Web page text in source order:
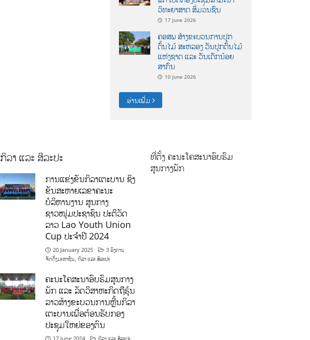
ວິທະຍາສາດ ສຶ່ມວນຊົນ
17 June 2026
ຄອສພ ສ້າງຂະບວນການປູກ
ຕົ້ນໄມ້ ສະຫລອງ ວັນປູກຕົ້ນໄມ້
ແຫ່ງຊາດ ແລະ ວັນເດັກນ້ອຍ
ສາກົນ
10 June 2026
ອ່ານເພີ່ມ
ກິລາ ແລະ ສິລະປະ
ການແຂ່ງຂັນກິລາເຕະບານ ຊິງ
ຂັນສະຫາຍເລຂາຄະນະ
ບໍລິຫານງານ ສູນກາງ
ຊາວໜຸ່ມປະຊາຊົນ ປະຕິວັດ
ລາວ Lao Youth Union
Cup ປະຈຳປີ 2024
20 January 2025
3 ອົງການ
ຈັດຕັ້ງມະຫາຊົນ, ກິລາ ແລະ ສິລະປະ
ຄະນະໂຄສະນາອົບຮົມສູນກາງ
ພັກ ແລະ ລັດວິສາຫະກິດຖືຮຸ້ນ
ລາວສ້າງຂະບວນການຫຼີ້ນກິລາ
ເຕະບານເພື່ອຕ້ອນຮັບກອງ
ປະຊຸມໃຫຍ່ຂອງຕົນ
17 June 2024 ກິລາ ແລະ ສິລະປະ
ທີ່ຕັ້ງ ຄະນະໂຄສະນາອົບຮົມ
ສູນກາງພັກ